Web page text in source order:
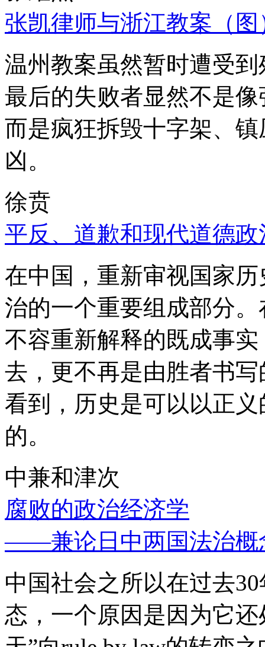
张凯律师与浙江教案（图
温州教案虽然暂时遭受
最后的失败者显然不是
而是疯狂拆毁十字架、
凶。
徐贲
平反、道歉和现代道德政
在中国，重新审视国家
治的一个重要组成部分
不容重新解释的既成事
去，更不再是由胜者书
看到，历史是可以以正
的。
中兼和津次
腐败的政治经济学
——兼论日中两国法治概
中国社会之所以在过去
态，一个原因是因为它